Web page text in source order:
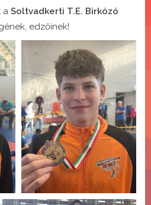
a Soltvadkerti T.E. Birkózó
edzőinek!